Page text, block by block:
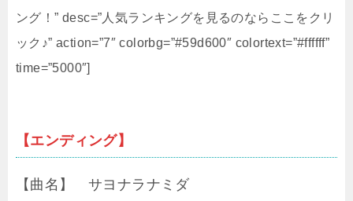
ング！” desc=”人気ランキングを見るのならここをクリ
ック♪” action=”7″ colorbg=”#59d600″ colortext=”#ffffff”
time=”5000″]
【エンディング】
【曲名】 サヨナラナミダ